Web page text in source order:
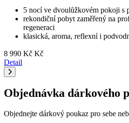
5 nocí ve dvoulůžkovém pokoji s
rekondiční pobyt zaměřený na
regeneraci
klasická, aroma, reflexní i
8 990 Kč Kč
Detail
Objednávka dárkového
Objednejte dárkový poukaz pro sebe